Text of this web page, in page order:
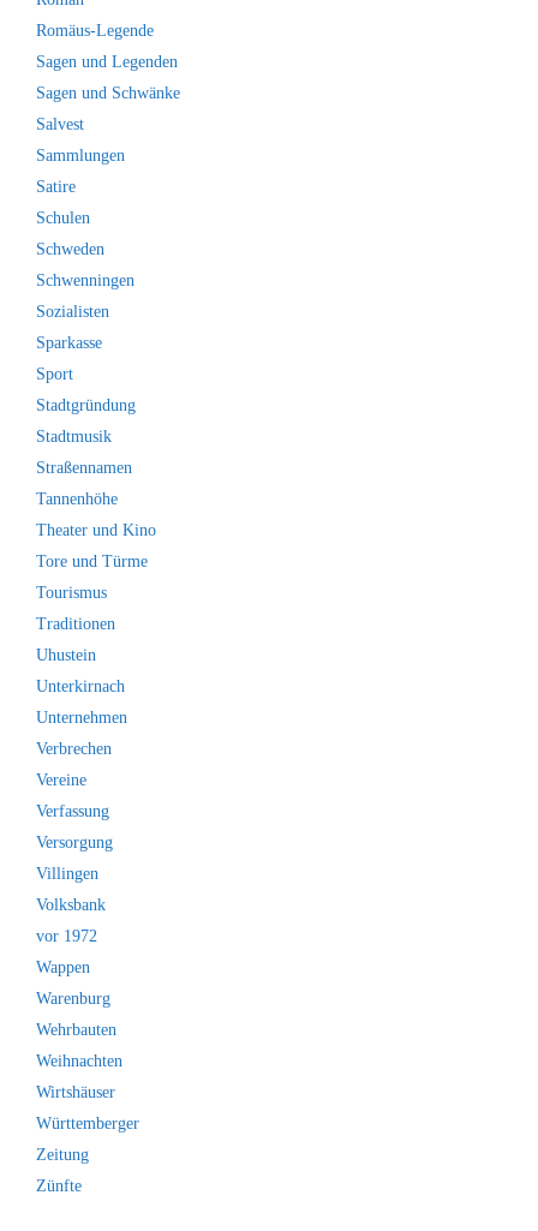
Romäus-Legende
Sagen und Legenden
Sagen und Schwänke
Salvest
Sammlungen
Satire
Schulen
Schweden
Schwenningen
Sozialisten
Sparkasse
Sport
Stadtgründung
Stadtmusik
Straßennamen
Tannenhöhe
Theater und Kino
Tore und Türme
Tourismus
Traditionen
Uhustein
Unterkirnach
Unternehmen
Verbrechen
Vereine
Verfassung
Versorgung
Villingen
Volksbank
vor 1972
Wappen
Warenburg
Wehrbauten
Weihnachten
Wirtshäuser
Württemberger
Zeitung
Zünfte